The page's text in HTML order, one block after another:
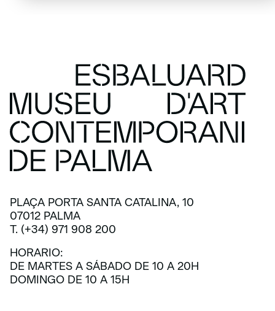
PLAÇA PORTA SANTA CATALINA, 10
07012 PALMA
T. (+34) 971 908 200
HORARIO:
DE MARTES A SÁBADO DE 10 A 20H
DOMINGO DE 10 A 15H